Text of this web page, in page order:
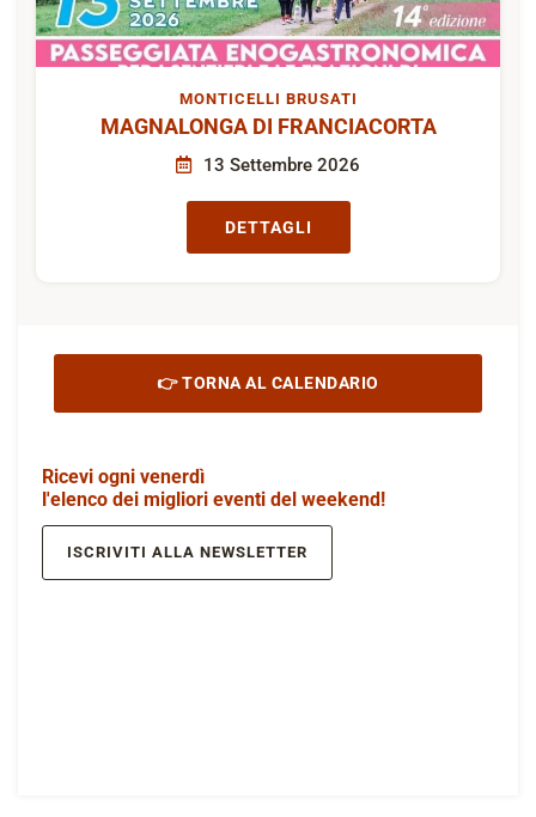
MONTICELLI BRUSATI
MAGNALONGA DI FRANCIACORTA
13 Settembre 2026
DETTAGLI
👉 TORNA AL CALENDARIO
Ricevi ogni venerdì
l'elenco dei migliori eventi del weekend!
ISCRIVITI ALLA NEWSLETTER